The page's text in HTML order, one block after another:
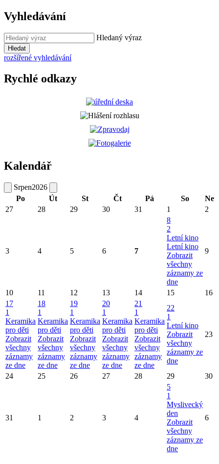
Vyhledávání
Hledaný výraz
Hledat
rozšířené vyhledávání
Rychlé odkazy
Kalendář
Srpen2026
Po
Út St Čt Pá So
Ne
27
28 29 30 31 1 2
3 4 5 6 7
8
2
Letní kino
Letní kino
Zobrazit
všechny
záznamy ze
dne
9
10 11 12 13 14 15
16
17
1
Keramika
pro děti
Zobrazit
všechny
záznamy
ze dne
18
1
Keramika
pro děti
Zobrazit
všechny
záznamy
ze dne
19
1
Keramika
pro děti
Zobrazit
všechny
záznamy
ze dne
20
1
Keramika
pro děti
Zobrazit
všechny
záznamy
ze dne
21
1
Keramika
pro děti
Zobrazit
všechny
záznamy
ze dne
22
1
Letní kino
Zobrazit
všechny
záznamy ze
dne
23
24 25 26 27 28 29 30
31 1 2 3 4
5
1
Myslivecký
den
Zobrazit
všechny
záznamy ze
dne
6